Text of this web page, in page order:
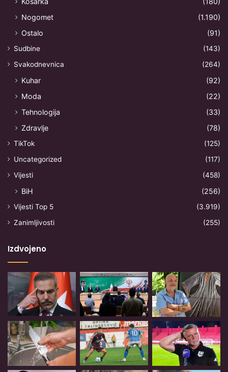
Nogomet
(1.190)
Ostalo
(91)
Sudbine
(143)
Svakodnevnica
(264)
Kuhar
(92)
Moda
(22)
Tehnologija
(33)
Zdravlje
(78)
TikTok
(125)
Uncategorized
(117)
Vijesti
(458)
BiH (256)
Vijesti Top 5
(3.919)
Zanimljivosti
(255)
Izdvojeno